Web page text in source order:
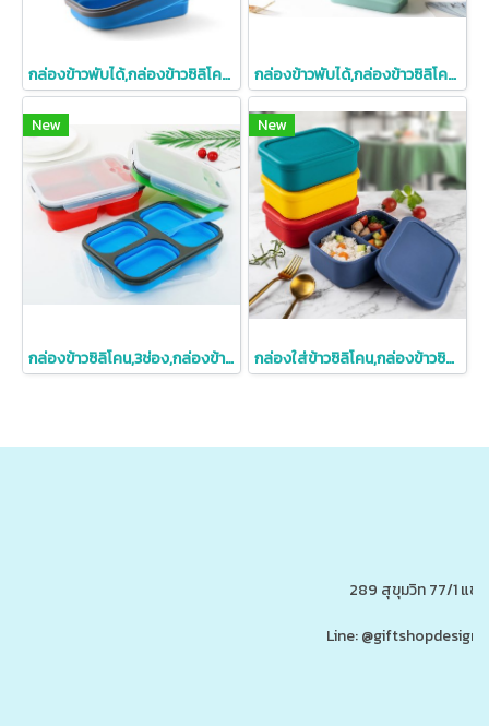
กล่องข้าวพับได้,กล่องข้าวซิลิโคน,กล่องข้าวซิลิโคนพับได้ กล่องข้าวพับได้,กล่องข้าวซิลิโคน,กล่องข้าวซิลิโคนพับได้
New
กล่องข้าวซิลิโคน,3ช่อง,กล่องข้าวซิลิโคนพับได้
New
กล่องใส่ข้าวซิลิโคน,กล่องข้าวซิลิโคน
289 สุขุมวิท 77/1 แข
Line: